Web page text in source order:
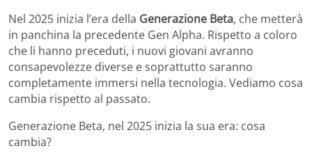
Nel 2025 inizia l’era della Generazione Beta, che metterà
in panchina la precedente Gen Alpha. Rispetto a coloro
che li hanno preceduti, i nuovi giovani avranno
consapevolezze diverse e soprattutto saranno
completamente immersi nella tecnologia. Vediamo cosa
cambia rispetto al passato.
Generazione Beta, nel 2025 inizia la sua era: cosa
cambia?